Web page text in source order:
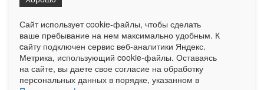
на Сетевое издание «ОрелТаймс» обязательна.
Ограниченная статистика посещаемости доступна на сайте
Liveinternet.ru . Подробная статистика для рекламодателей по запросу
у менеджера.
Сайт использует cookie-файлы, чтобы сделать
ваше пребывание на нем максимально удобным. К
cайту подключен сервис веб-аналитики Яндекс.
Метрика, использующий cookie-файлы. Оставаясь
на сайте, вы даете свое согласие на обработку
персональных данных в порядке, указанном в